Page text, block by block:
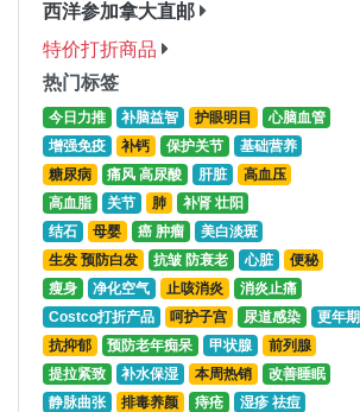
西洋参加拿大直邮
特价打折商品
热门标签
今日力推 补脑益智 护眼明目
心脑血管
增强免疫
补钙 保护关节
基础营养
糖尿病
痛风 高尿酸 肝脏
高血压
高血脂
关节 肺
补肾 壮阳
结石
母婴 癌 肿瘤
美白淡斑
生发 预防白发
抗皱 防衰老 心脏
便秘
瘦身
净化空气 止咳消炎
消炎止痛
Costco打折产品
呵护子宫 尿道感染
更年期
抗抑郁
预防老年痴呆 甲状腺
前列腺
提拉紧致
补水保湿 本周热销
改善睡眠
静脉曲张
排毒养颜 痔疮
湿疹 祛痘